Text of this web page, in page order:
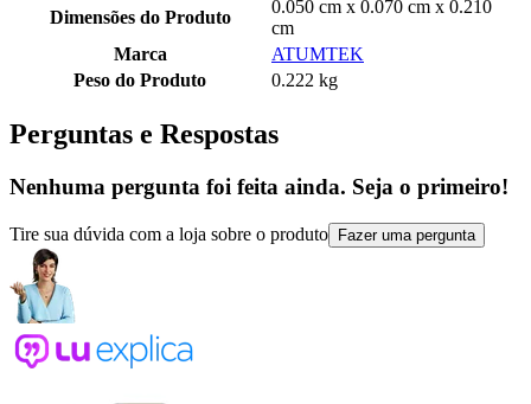
Dimensões do Produto
0.050 cm x 0.070 cm x 0.210
cm
Marca
ATUMTEK
Peso do Produto
0.222 kg
Perguntas e Respostas
Nenhuma pergunta foi feita ainda. Seja o primeiro!
Tire sua dúvida com a loja sobre o produto Fazer uma pergunta